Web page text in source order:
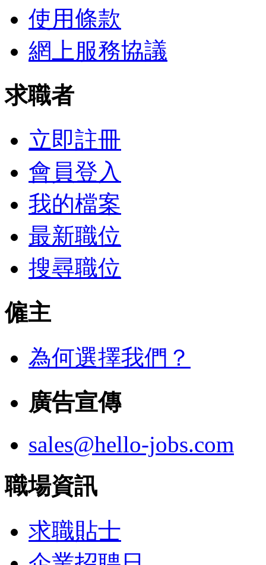
使用條款
網上服務協議
求職者
立即註冊
會員登入
我的檔案
最新職位
搜尋職位
僱主
為何選擇我們？
廣告宣傳
sales@hello-jobs.com
職場資訊
求職貼士